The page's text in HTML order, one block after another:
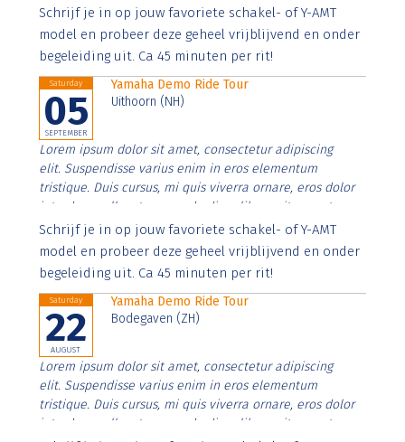
Aenean faucibus nibh et justo cursus id rutrum lorem
imperdiet. Nunc ut sem vitae risus tristique posuere.
Schrijf je in op jouw favoriete schakel- of Y-AMT
model en probeer deze geheel vrijblijvend en onder
begeleiding uit. Ca 45 minuten per rit!
Saturday
05
SEPTEMBER
Yamaha Demo Ride Tour
Uithoorn (NH)
Lorem ipsum dolor sit amet, consectetur adipiscing
elit. Suspendisse varius enim in eros elementum
tristique. Duis cursus, mi quis viverra ornare, eros dolor
interdum nulla, ut commodo diam libero vitae erat.
Aenean faucibus nibh et justo cursus id rutrum lorem
imperdiet. Nunc ut sem vitae risus tristique posuere.
Schrijf je in op jouw favoriete schakel- of Y-AMT
model en probeer deze geheel vrijblijvend en onder
begeleiding uit. Ca 45 minuten per rit!
Saturday
22
AUGUST
Yamaha Demo Ride Tour
Bodegaven (ZH)
Lorem ipsum dolor sit amet, consectetur adipiscing
elit. Suspendisse varius enim in eros elementum
tristique. Duis cursus, mi quis viverra ornare, eros dolor
interdum nulla, ut commodo diam libero vitae erat.